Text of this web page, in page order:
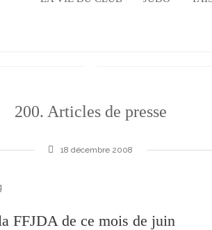
200. Articles de presse
18 décembre 2008
FFJDA de ce mois de juin